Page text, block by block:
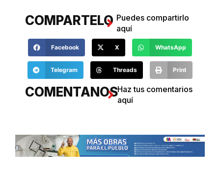
COMPARTELO Puedes compartirlo
aquí
Facebook X WhatsApp
Telegram Threads Print
COMENTANOSHaz tus comentarios
aquí